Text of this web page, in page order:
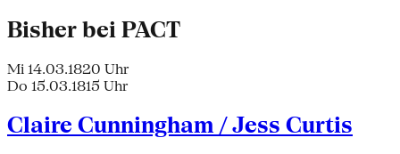
Bisher bei PACT
Mi 14.03.1820 Uhr
Do 15.03.1815 Uhr
Claire Cunningham / Jess Curtis